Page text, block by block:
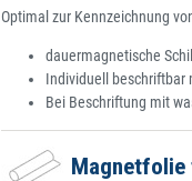
Optimal zur Kennzeichnung
dauermagnetische
Individuell beschriftbar
Bei Beschriftung mit
Magnetfolie